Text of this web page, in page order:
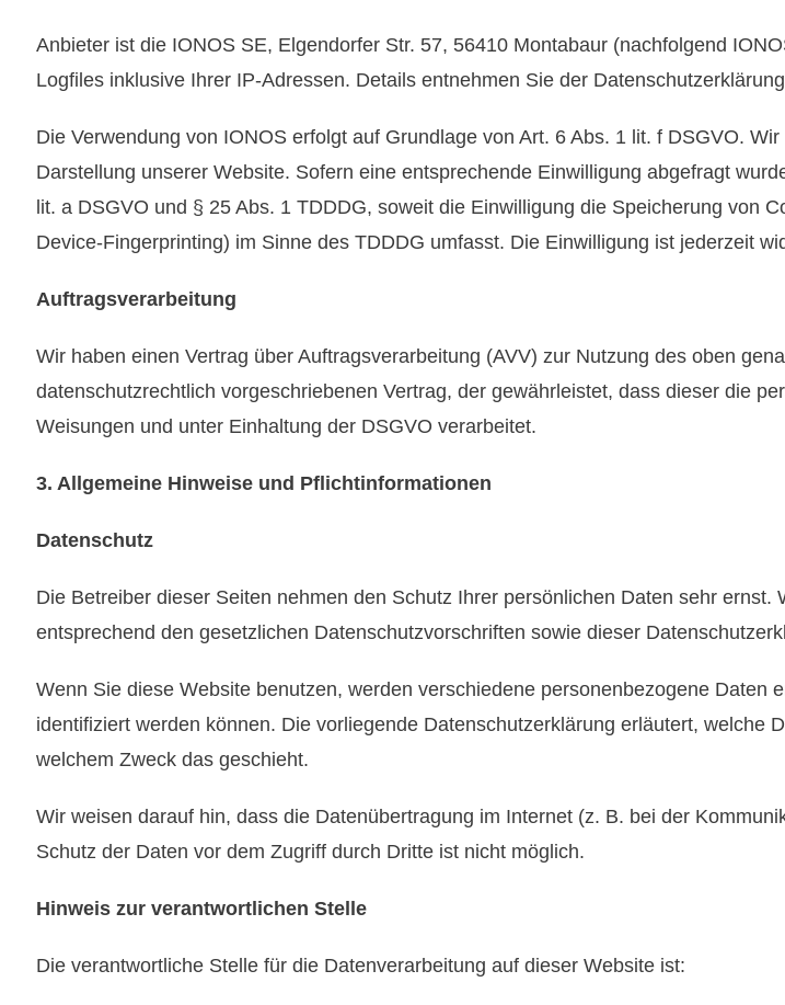
Anbieter ist die IONOS SE, Elgendorfer Str. 57, 56410 Montabaur (nachfolgend
Logfiles inklusive Ihrer IP-Adressen. Details entnehmen Sie der
Die Verwendung von IONOS erfolgt auf Grundlage von Art. 6 Abs. 1 lit. f DSGVO.
Darstellung unserer Website. Sofern eine entsprechende Einwilligung abgefragt
lit. a DSGVO und § 25 Abs. 1 TDDDG, soweit die Einwilligung die Speicherung von
Device-Fingerprinting) im Sinne des TDDDG umfasst. Die Einwilligung ist jederzeit
Auftragsverarbeitung
Wir haben einen Vertrag über Auftragsverarbeitung (AVV) zur Nutzung des oben
datenschutzrechtlich vorgeschriebenen Vertrag, der gewährleistet, dass dieser die
Weisungen und unter Einhaltung der DSGVO verarbeitet.
3. Allgemeine Hinweise und Pflichtinformationen
Datenschutz
Die Betreiber dieser Seiten nehmen den Schutz Ihrer persönlichen Daten sehr
entsprechend den gesetzlichen Datenschutzvorschriften sowie dieser
Wenn Sie diese Website benutzen, werden verschiedene personenbezogene
identifiziert werden können. Die vorliegende Datenschutzerklärung erläutert, welche
welchem Zweck das geschieht.
Wir weisen darauf hin, dass die Datenübertragung im Internet (z. B. bei der
Schutz der Daten vor dem Zugriff durch Dritte ist nicht möglich.
Hinweis zur verantwortlichen Stelle
Die verantwortliche Stelle für die Datenverarbeitung auf dieser Website ist: